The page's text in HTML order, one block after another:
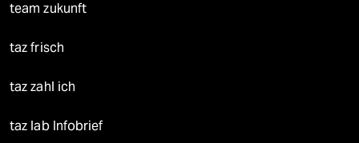
team zukunft
taz frisch
taz zahl ich
taz lab Infobrief